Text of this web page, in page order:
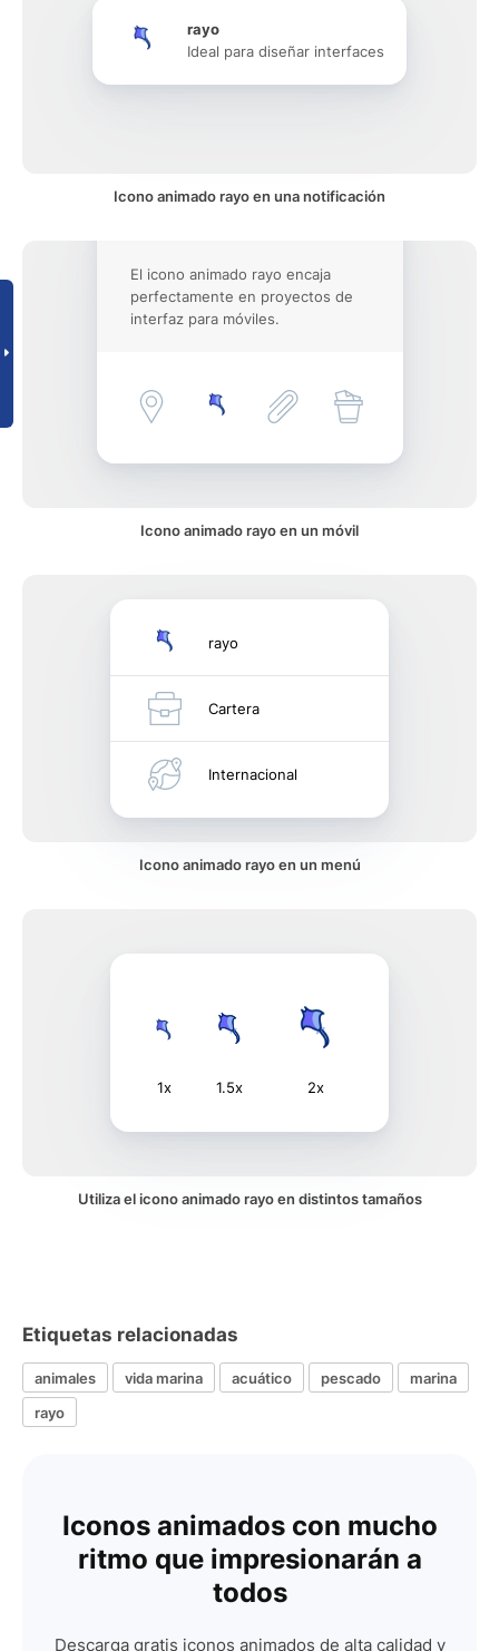
rayo
Ideal para diseñar interfaces
Icono animado rayo en una notificación
El icono animado rayo encaja
perfectamente en proyectos de
interfaz para móviles.
Icono animado rayo en un móvil
rayo
Cartera
Internacional
Icono animado rayo en un menú
1x 1.5x 2x
Utiliza el icono animado rayo en distintos tamaños
Etiquetas relacionadas
animales vida marina acuático pescado
marina
rayo
Iconos animados con mucho
ritmo que impresionarán a
todos
Descarga gratis iconos animados de alta calidad y